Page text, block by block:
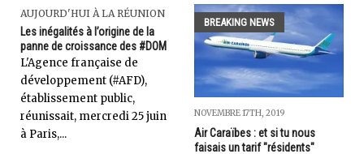
AUJOURD'HUI À LA RÉUNION
Les inégalités à l’origine de la
panne de croissance des #DOM
L'Agence française de
développement (#AFD),
établissement public,
réunissait, mercredi 25 juin
à Paris,...
BREAKING NEWS
NOVEMBRE 17TH, 2019
Air Caraïbes : et si tu nous
faisais un tarif "résidents"